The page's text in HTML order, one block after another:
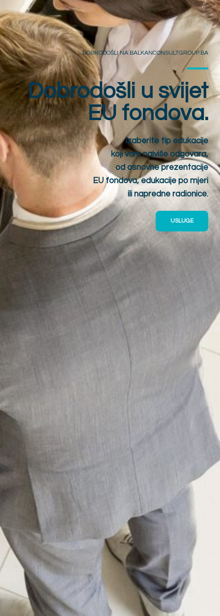
DOBRODOŠLI NA BALKANCONSULTGROUP.BA
Dobrodošli u svijet
EU fondova.
Izaberite tip edukacije
koji vam najviše odgovara,
od osnovne prezentacije
EU fondova, edukacije po mjeri
ili napredne radionice.
USLUGE